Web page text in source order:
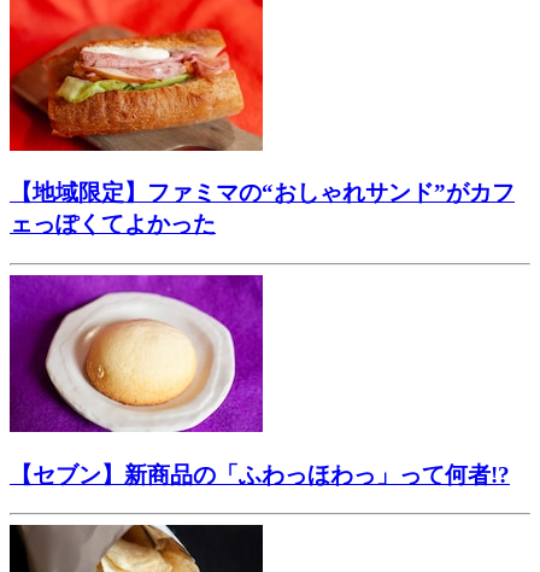
【地域限定】ファミマの“おしゃれサンド”がカフ
ェっぽくてよかった
【セブン】新商品の「ふわっほわっ」って何者!?